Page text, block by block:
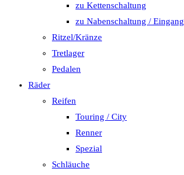
zu Kettenschaltung
zu Nabenschaltung / Eingang
Ritzel/Kränze
Tretlager
Pedalen
Räder
Reifen
Touring / City
Renner
Spezial
Schläuche